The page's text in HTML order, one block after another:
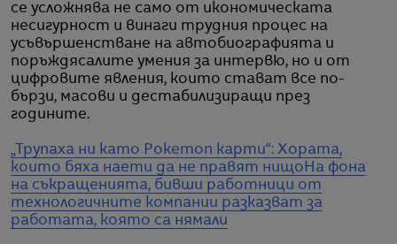
се усложнява не само от икономическата
несигурност и винаги трудния процес на
усъвършенстване на автобиографията и
поръждясалите умения за интервю, но и от
цифровите явления, които стават все по-
бързи, масови и дестабилизиращи през
годините.
„Трупаха ни като Pokemon карти“: Хората,
които бяха наети да не правят нищо На фона
на съкращенията, бивши работници от
технологичните компании разказват за
работата, която са нямали